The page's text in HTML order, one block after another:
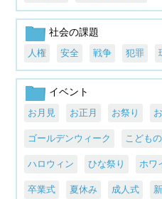
社会の課題
人権 安全 戦争 犯罪
イベント
お月見 お正月 お祭り
ゴールデンウィーク こども
ハロウィン ひな祭り ホワ
卒業式 夏休み 成人式